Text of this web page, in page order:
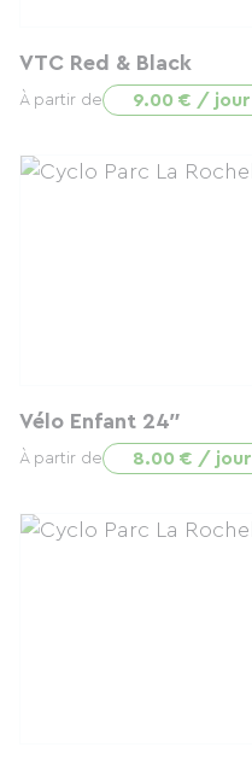
VTC Red & Black
À partir de 9.00 € / jour
Vélo Enfant 24″
À partir de 8.00 € / jour